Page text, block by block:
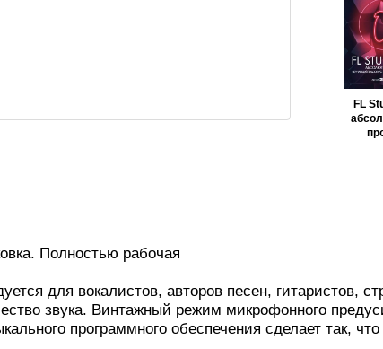
FL
Полностью рабочая
для вокалистов, авторов песен, гитаристов,
звука. Винтажный режим микрофонного
программного обеспечения сделает так,